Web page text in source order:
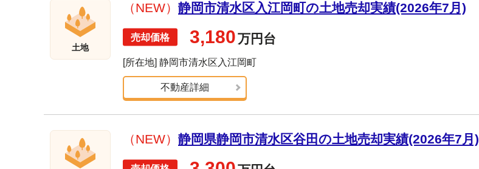
土地
（NEW） 静岡市清水区入江岡町の土地売却実績(2026年7月)
3,180万円台
[所在地] 静岡市清水区入江岡町
不動産詳細
（NEW） 静岡県静岡市清水区谷田の土地売却実績(2026年7月)